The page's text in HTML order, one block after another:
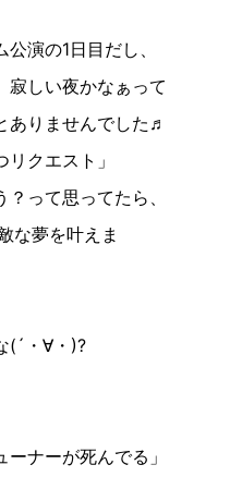
公演の1日目だし、
寂しい夜かなぁって
ありませんでした♬
リクエスト」
って思ってたら、
な夢を叶えま
( ´ ・∀︎・ )?
ナーが死んでる」